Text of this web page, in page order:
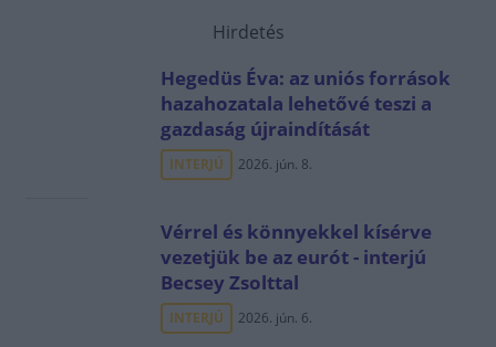
Hirdetés
Hegedüs Éva: az uniós források
hazahozatala lehetővé teszi a
gazdaság újraindítását
INTERJÚ 2026. jún. 8.
Vérrel és könnyekkel kísérve
vezetjük be az eurót - interjú
Becsey Zsolttal
INTERJÚ 2026. jún. 6.